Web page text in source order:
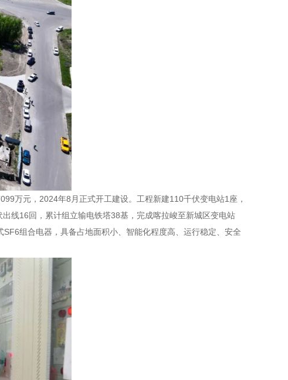
万元，2024年8月正式开工建设。工程新建110千伏变电站1座，
线16回，累计组立输电铁塔38基，完成喀拉峻至新城区变电站
组合电器，具备占地面积小、智能化程度高、运行稳定、安全